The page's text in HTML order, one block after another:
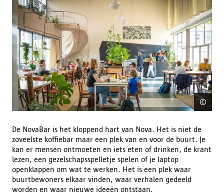
©
De NovaBar is het kloppend hart van Nova. Het is niet de
zoveelste koffiebar maar een plek van en voor de buurt. Je
kan er mensen ontmoeten en iets eten of drinken, de krant
lezen, een gezelschapsspelletje spelen of je laptop
openklappen om wat te werken. Het is een plek waar
buurtbewoners elkaar vinden, waar verhalen gedeeld
worden en waar nieuwe ideeën ontstaan.